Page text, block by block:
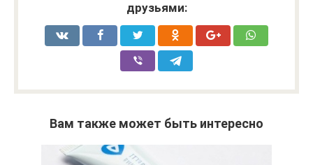
друзьями:
Вам также может быть интересно